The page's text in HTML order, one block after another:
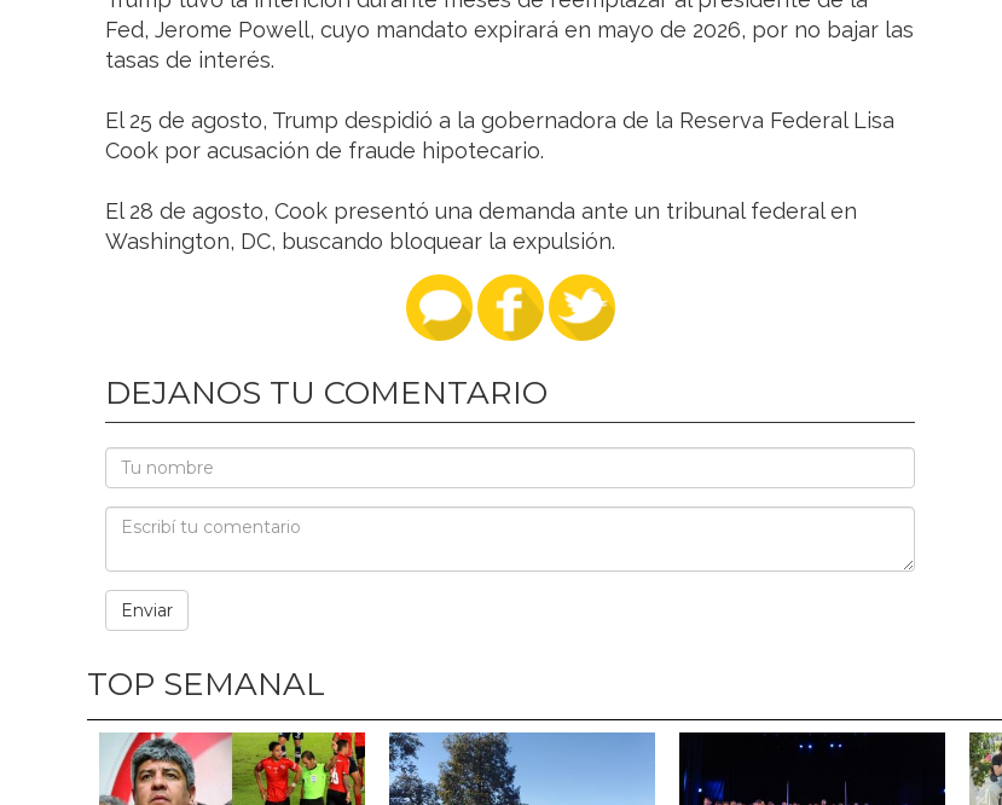
Fed, Jerome Powell, cuyo mandato expirará en mayo de 2026, por no bajar las
tasas de interés.
El 25 de agosto, Trump despidió a la gobernadora de la Reserva Federal Lisa
Cook por acusación de fraude hipotecario.
El 28 de agosto, Cook presentó una demanda ante un tribunal federal en
Washington, DC, buscando bloquear la expulsión.
DEJANOS TU COMENTARIO
TOP SEMANAL